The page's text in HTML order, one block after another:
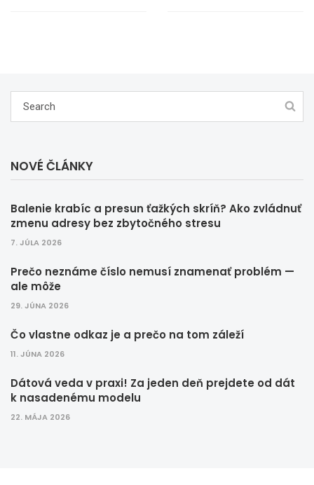
NOVÉ ČLÁNKY
Balenie krabíc a presun ťažkých skríň? Ako zvládnuť
zmenu adresy bez zbytočného stresu
7. JÚLA 2026
Prečo neznáme číslo nemusí znamenať problém —
ale môže
29. JÚNA 2026
Čo vlastne odkaz je a prečo na tom záleží
11. JÚNA 2026
Dátová veda v praxi! Za jeden deň prejdete od dát
k nasadenému modelu
22. MÁJA 2026